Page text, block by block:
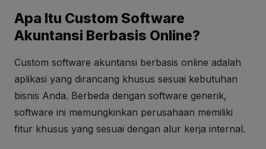
Apa Itu Custom Software
Akuntansi Berbasis Online?
Custom software akuntansi berbasis online adalah
aplikasi yang dirancang khusus sesuai kebutuhan
bisnis Anda. Berbeda dengan software generik,
software ini memungkinkan perusahaan memiliki
fitur khusus yang sesuai dengan alur kerja internal.